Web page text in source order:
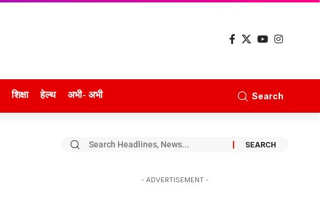
शिक्षा हेल्थ अभी- अभी Search
- ADVERTISEMENT -